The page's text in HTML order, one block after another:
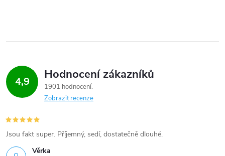
4,9 Hodnocení zákazníků
1901 hodnocení
Zobrazit recenze
Věrka
Jsou fakt super. Příjemný, sedí, dostatečně dlouhé.